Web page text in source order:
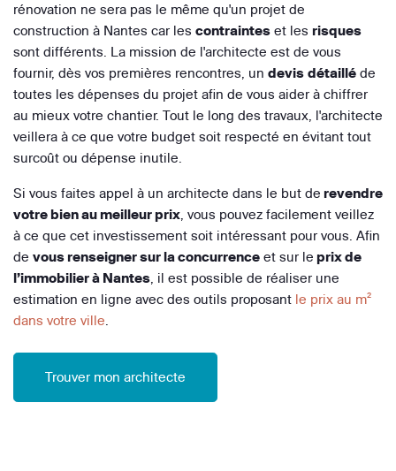
rénovation ne sera pas le même qu'un projet de
construction à Nantes car les contraintes et les risques
sont différents. La mission de l'architecte est de vous
fournir, dès vos premières rencontres, un devis détaillé de
toutes les dépenses du projet afin de vous aider à chiffrer
au mieux votre chantier. Tout le long des travaux, l'architecte
veillera à ce que votre budget soit respecté en évitant tout
surcoût ou dépense inutile.
Si vous faites appel à un architecte dans le but de revendre
votre bien au meilleur prix, vous pouvez facilement veillez
à ce que cet investissement soit intéressant pour vous. Afin
de vous renseigner sur la concurrence et sur le prix de
l’immobilier à Nantes, il est possible de réaliser une
estimation en ligne avec des outils proposant le prix au m²
dans votre ville.
Trouver mon architecte